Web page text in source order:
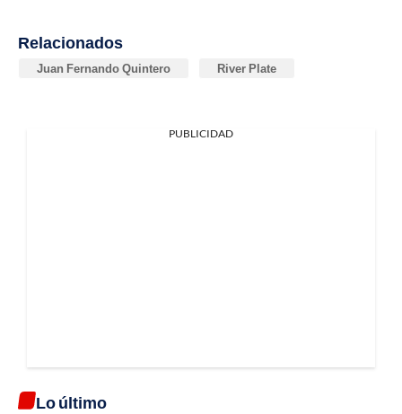
Relacionados
Juan Fernando Quintero River Plate
PUBLICIDAD
Lo último